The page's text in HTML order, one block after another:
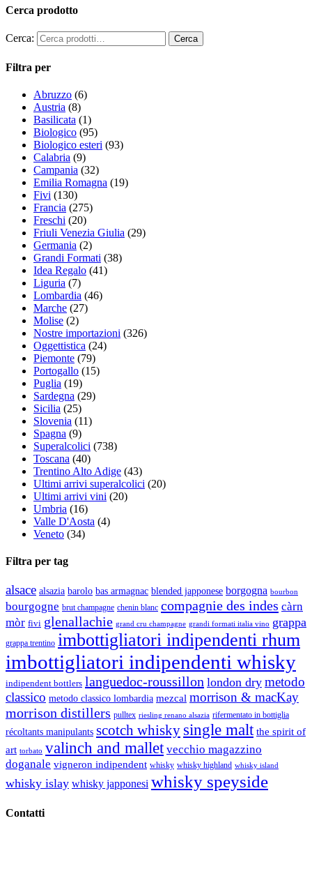
Cerca prodotto
Cerca:
Filtra per
Abruzzo (6)
Austria (8)
Basilicata (1)
Biologico (95)
Biologico esteri (93)
Calabria (9)
Campania (32)
Emilia Romagna (19)
Fivi (130)
Francia (275)
Freschi (20)
Friuli Venezia Giulia (29)
Germania (2)
Grandi Formati (38)
Idea Regalo (41)
Liguria (7)
Lombardia (46)
Marche (27)
Molise (2)
Nostre importazioni (326)
Oggettistica (24)
Piemonte (79)
Portogallo (15)
Puglia (19)
Sardegna (29)
Sicilia (25)
Slovenia (11)
Spagna (9)
Superalcolici (738)
Toscana (40)
Trentino Alto Adige (43)
Ultimi arrivi superalcolici (20)
Ultimi arrivi vini (20)
Umbria (16)
Valle D'Aosta (4)
Veneto (34)
Filtra per tag
alsace alsazia barolo bas armagnac blended japponese borgogna bourbon
bourgogne brut champagne chenin blanc compagnie des indes càrn
mòr fivi glenallachie grand cru champagne grandi formati italia vino grappa
grappa trentino imbottigliatori indipendenti rhum
imbottigliatori indipendenti whisky
indipendent bottlers languedoc-roussillon london dry metodo
classico metodo classico lombardia mezcal morrison & macKay
morrison distillers pulltex riesling renano alsazia rifermentato in bottiglia
récoltants manipulants scotch whisky single malt the spirit of
art torbato valinch and mallet vecchio magazzino
doganale vigneron indipendent whisky whisky highland whisky island
whisky islay whisky japponesi whisky speyside
Contatti